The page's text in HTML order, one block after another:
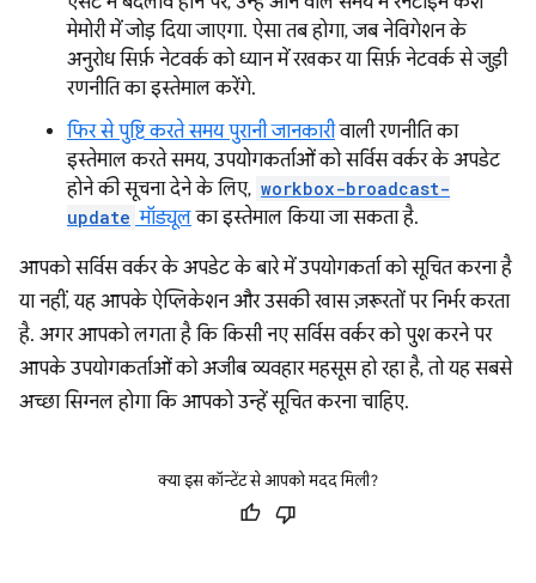
मेमोरी में जोड़ दिया जाएगा. ऐसा तब होगा, जब नेविगेशन के
अनुरोध सिर्फ़ नेटवर्क को ध्यान में रखकर या सिर्फ़ नेटवर्क से जुड़ी
रणनीति का इस्तेमाल करेंगे.
फिर से पुष्टि करते समय पुरानी जानकारीवाली रणनीति का
इस्तेमाल करते समय, उपयोगकर्ताओं को सर्विस वर्कर के अपडेट
होने की सूचना देने के लिए, workbox-broadcast-
update मॉड्यूलका इस्तेमाल किया जा सकता है.
आपको सर्विस वर्कर के अपडेट के बारे में उपयोगकर्ता को सूचित करना है
या नहीं, यह आपके ऐप्लिकेशन और उसकी खास ज़रूरतों पर निर्भर करता
है. अगर आपको लगता है कि किसी नए सर्विस वर्कर को पुश करने पर
आपके उपयोगकर्ताओं को अजीब व्यवहार महसूस हो रहा है, तो यह सबसे
अच्छा सिग्नल होगा कि आपको उन्हें सूचित करना चाहिए.
क्या इस कॉन्टेंट से आपको मदद मिली?